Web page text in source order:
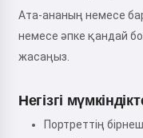
Ата-ананың немесе бар
немесе әпке қандай
жасаңыз.
Негізгі
Портреттің